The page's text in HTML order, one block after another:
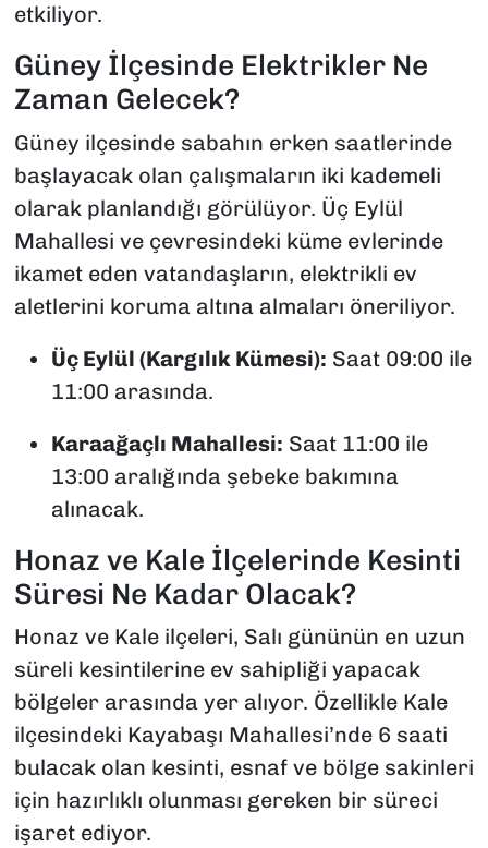
etkiliyor.
Güney İlçesinde Elektrikler Ne
Zaman Gelecek?
Güney ilçesinde sabahın erken saatlerinde
başlayacak olan çalışmaların iki kademeli
olarak planlandığı görülüyor. Üç Eylül
Mahallesi ve çevresindeki küme evlerinde
ikamet eden vatandaşların, elektrikli ev
aletlerini koruma altına almaları öneriliyor.
Üç Eylül (Kargılık Kümesi): Saat 09:00 ile
11:00 arasında.
Karaağaçlı Mahallesi: Saat 11:00 ile
13:00 aralığında şebeke bakımına
alınacak.
Honaz ve Kale İlçelerinde Kesinti
Süresi Ne Kadar Olacak?
Honaz ve Kale ilçeleri, Salı gününün en uzun
süreli kesintilerine ev sahipliği yapacak
bölgeler arasında yer alıyor. Özellikle Kale
ilçesindeki Kayabaşı Mahallesi’nde 6 saati
bulacak olan kesinti, esnaf ve bölge sakinleri
için hazırlıklı olunması gereken bir süreci
işaret ediyor.